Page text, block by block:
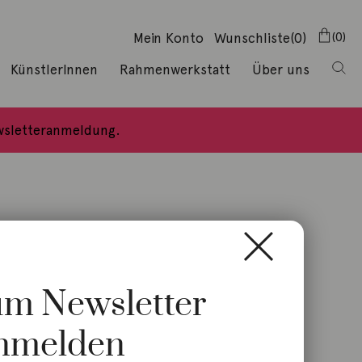
Mein Konto (0)
Wunschliste 0
KünstlerInnen Rahmenwerkstatt Über uns
Newsletter